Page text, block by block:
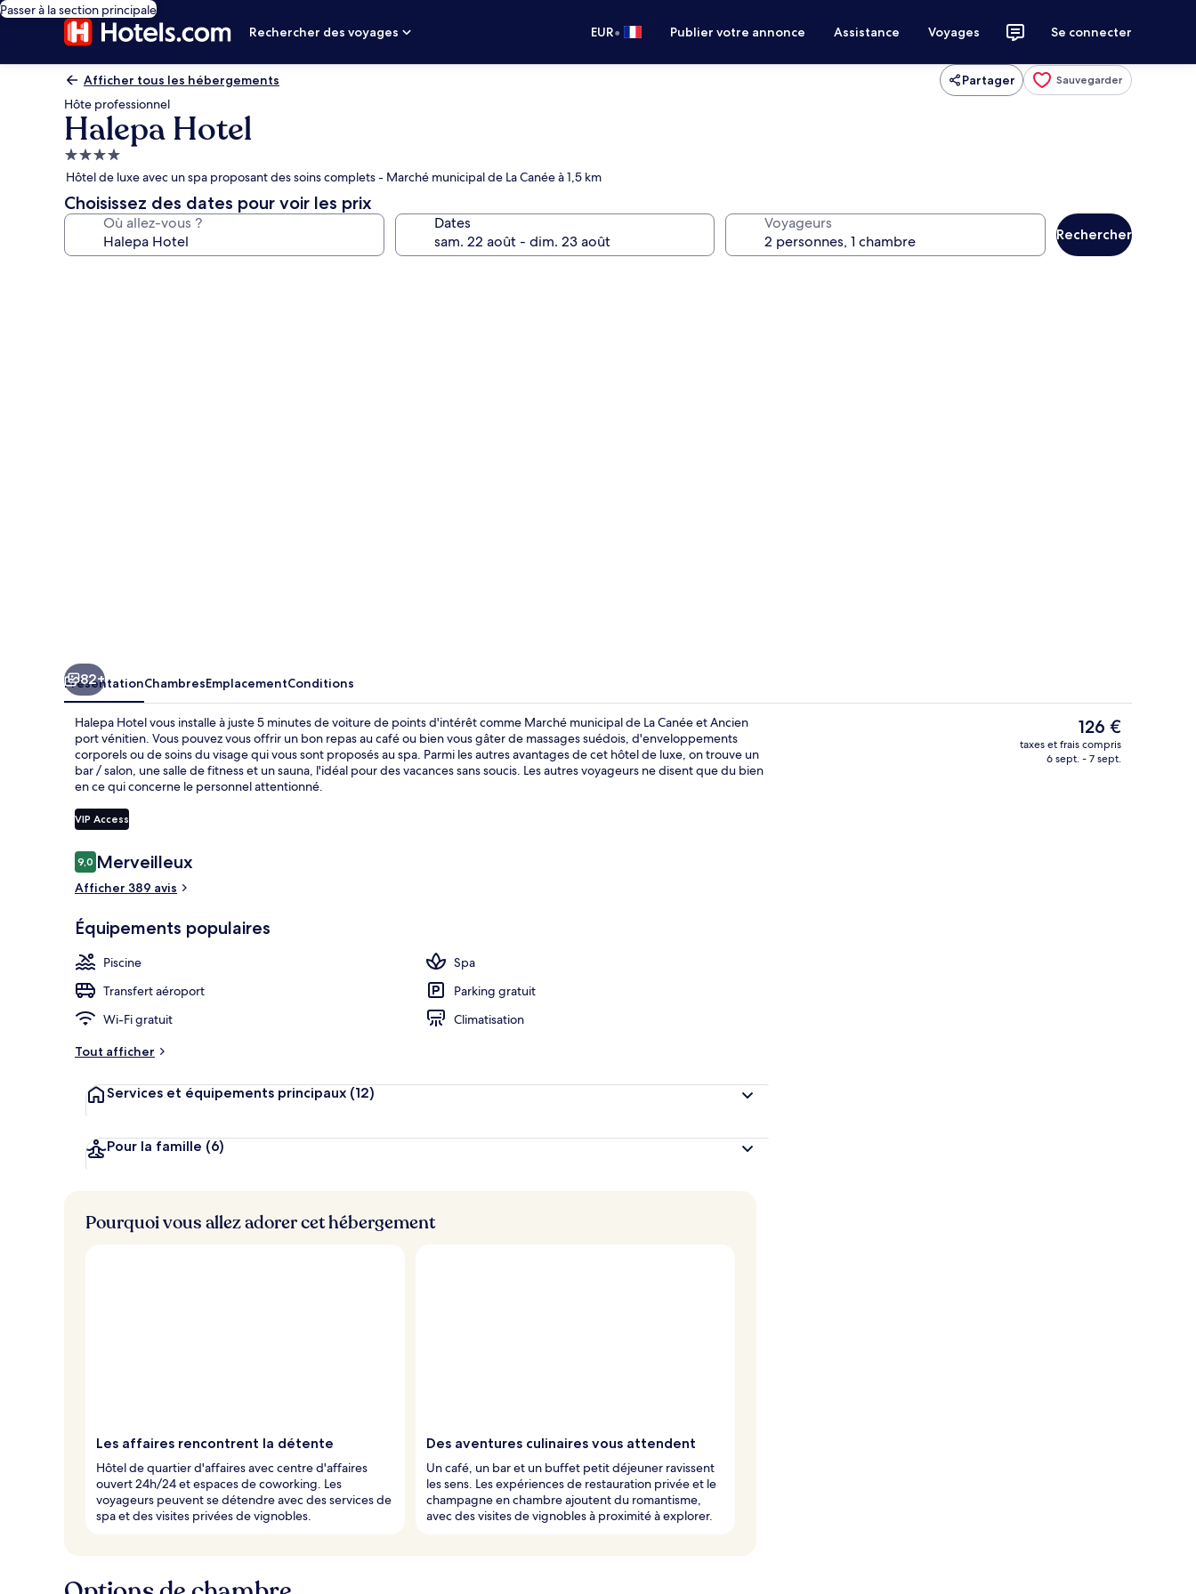
Passer à la section principale
Rechercher des voyages
EUR• Publier votre annonce Assistance Voyages Se connecter
Afficher tous les hébergements Partager Sauvegarder
Hôte professionnel
Halepa Hotel
Hébergement
4.0 étoiles
Hôtel de luxe avec un spa proposant des soins complets - Marché municipal de La Canée à 1,5 km
Choisissez des dates pour voir les prix
Où allez-vous ? Dates Voyageurs
Rechercher
Cour Façade de l’hébergement
82+
PrésentationChambresEmplacementConditions
Halepa Hotel vous installe à juste 5 minutes de voiture de points d'intérêt comme Marché municipal de La Canée et Ancien
port vénitien. Vous pouvez vous offrir un bon repas au café ou bien vous gâter de massages suédois, d'enveloppements
corporels ou de soins du visage qui vous sont proposés au spa. Parmi les autres avantages de cet hôtel de luxe, on trouve un
bar / salon, une salle de fitness et un sauna, l'idéal pour des vacances sans soucis. Les autres voyageurs ne disent que du bien
en ce qui concerne le personnel attentionné.
VIP Access
Avis
voyageurs
9,09,0 sur 10
Merveilleux
Afficher 389 avis
Équipements populaires
Piscine
Spa
Transfert aéroport
Parking gratuit
Wi-Fi gratuit
Climatisation
Tout afficher
Services et équipements principaux (12)
Pour la famille (6)
Le
prix
actuel
126 €
taxes et frais compris
6 sept. - 7 sept.
Pourquoi vous allez adorer cet hébergement
Les affaires rencontrent la détente
Hôtel de quartier d'affaires avec centre d'affaires
ouvert 24h/24 et espaces de coworking. Les
voyageurs peuvent se détendre avec des services de
spa et des visites privées de vignobles.
Des aventures culinaires vous attendent
Un café, un bar et un buffet petit déjeuner ravissent
les sens. Les expériences de restauration privée et le
champagne en chambre ajoutent du romantisme,
avec des visites de vignobles à proximité à explorer.